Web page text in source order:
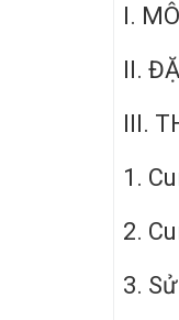
I.
II.
III.
1.
2.
3.